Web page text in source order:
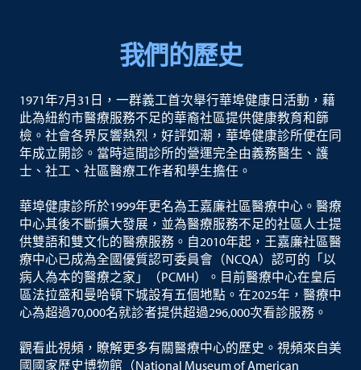
我們的歷史
1971年7月31日，一群義工首次舉行華埠健康日活動，藉
此為紐約市醫療服務不足的華裔社區提供健康教育和篩
檢。社會各界反響熱烈，好評如潮，華埠健康診所便在同
年成立開診。當時這間診所的營運完全由義務醫生、護
士、社工、社區醫療工作者和學生擔任。
華埠健康診所於1999年更名為王嘉廉社區醫療中心。醫療
中心其後不斷擴大發展，並為醫療服務不足的社區人士提
供雙語和雙文化的醫療服務。自2010年起，王嘉廉社區醫
療中心已成為全國優質認可委員會（NCQA）認可的「以
病人為本的醫療之家」（PCMH）。目前醫療中心在皇后
區法拉盛和曼哈頓下城設有五個地點。在2025年，醫療中
心為超過70,000名就診者提供超過296,000次看診服務。
觀看此視頻，瞭解更多有關醫療中心的歷史。視頻來自美
國國家歷史博物館（National Museum of American